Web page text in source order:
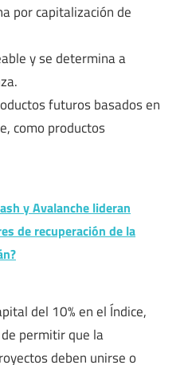
por capitalización de
y se determina a
futuros basados ​​en
como productos
y Avalanche lideran
de recuperación de la
del 10% en el Índice,
permitir que la
deben unirse o